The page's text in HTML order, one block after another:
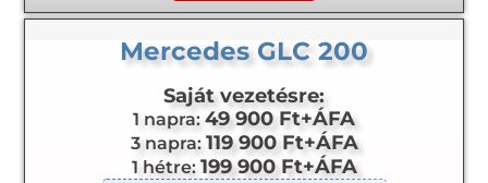
Mercedes GLC 200
Saját vezetésre:
1 napra: 49 900 Ft+ÁFA
3 napra: 119 900 Ft+ÁFA
1 hétre: 199 900 Ft+ÁFA